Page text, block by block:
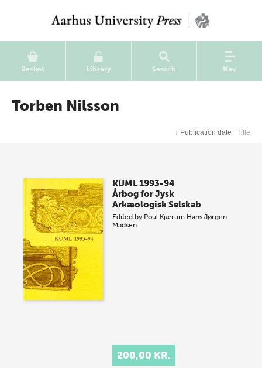
Basket Library Search Nav
Torben Nilsson
↓ Publication date Title
KUML 1993-94
Årbog for Jysk
Arkæologisk Selskab
Edited by Poul Kjærum Hans Jørgen
Madsen
200,00 KR.